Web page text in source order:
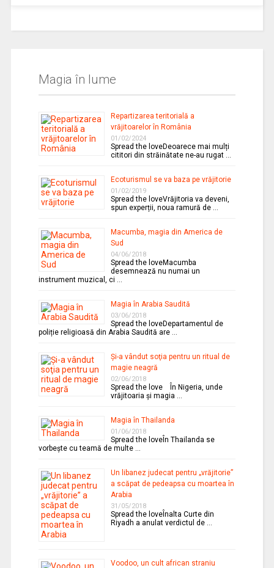
Magia în lume
Repartizarea teritorială a
vrăjitoarelor în România
01/02/2024
Spread the loveDeoarece mai mulți
cititori din străinătate ne-au rugat …
Ecoturismul se va baza pe vrăjitorie
01/02/2019
Spread the loveVrăjitoria va deveni,
spun experții, noua ramură de …
Macumba, magia din America de
Sud
04/06/2018
Spread the loveMacumba
desemnează nu numai un
instrument muzical, ci …
Magia în Arabia Saudită
03/06/2018
Spread the loveDepartamentul de
poliție religioasă din Arabia Saudită are …
Şi-a vândut soţia pentru un ritual de
magie neagră
02/06/2018
Spread the love În Nigeria, unde
vrăjitoaria şi magia …
Magia în Thailanda
01/06/2018
Spread the loveÎn Thailanda se
vorbeşte cu teamă de multe …
Un libanez judecat pentru „vrăjitorie”
a scăpat de pedeapsa cu moartea în
Arabia
31/05/2018
Spread the loveÎnalta Curte din
Riyadh a anulat verdictul de …
Voodoo, un cult african straniu